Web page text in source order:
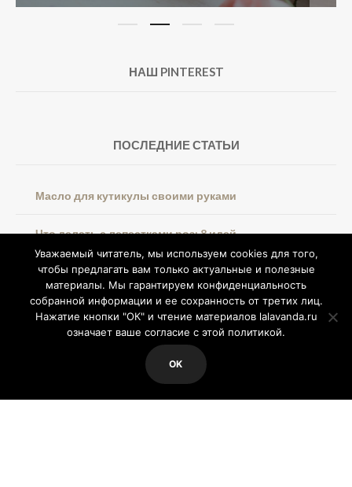
НАШ PINTEREST
ПОСЛЕДНИЕ СТАТЬИ
Масло для кутикулы своими руками
Что делать с лепестками роз: 8 идей
Увлажняющий крем для лица своими руками
Защитный бальзам для губ своими руками
Крем для бритья своими руками
Уважаемый читатель, мы используем cookies для того,
чтобы предлагать вам только актуальные и полезные
материалы. Мы гарантируем конфиденциальность
собранной информации и ее сохранность от третих лиц.
Нажатие кнопки "ОК" и чтение материалов lalavanda.ru
означает ваше согласие с этой политикой.
OK